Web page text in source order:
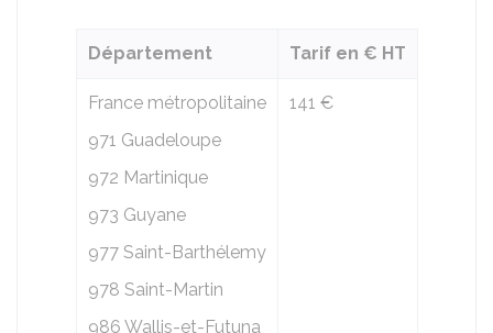
Département Tarif en € HT
France métropolitaine
971 Guadeloupe
972 Martinique
973 Guyane
977 Saint-Barthélemy
978 Saint-Martin
986 Wallis-et-Futuna
141 €